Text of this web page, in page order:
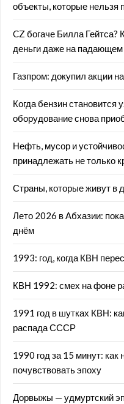
объекты, которые нельзя
CZ богаче Билла Гейтса?
деньги даже на падающем
Газпром: докупил акции
Когда бензин
оборудование снова
Нефть, мусор и
принадлежать не только
Страны, которые живут в
Лето 2026 в Абхазии:
днём
1993: год, когда КВН
КВН 1992: смех на фоне
1991 год в шутках КВН:
распада СССР
1990 год за 15 минут: как
почувствовать эпоху
Дорвыжы — удмуртский